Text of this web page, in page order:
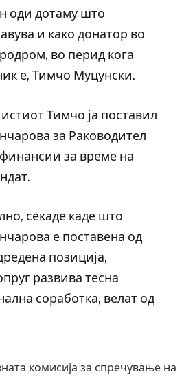
оди дотаму што
и како донатор во
во перид кога
е, Тимчо Муцунски.
Тимчо ја поставил
за Раководител
за време на
секаде каде што
е поставена од
позиција,
развива тесна
соработка, велат од
комисија за спречување на